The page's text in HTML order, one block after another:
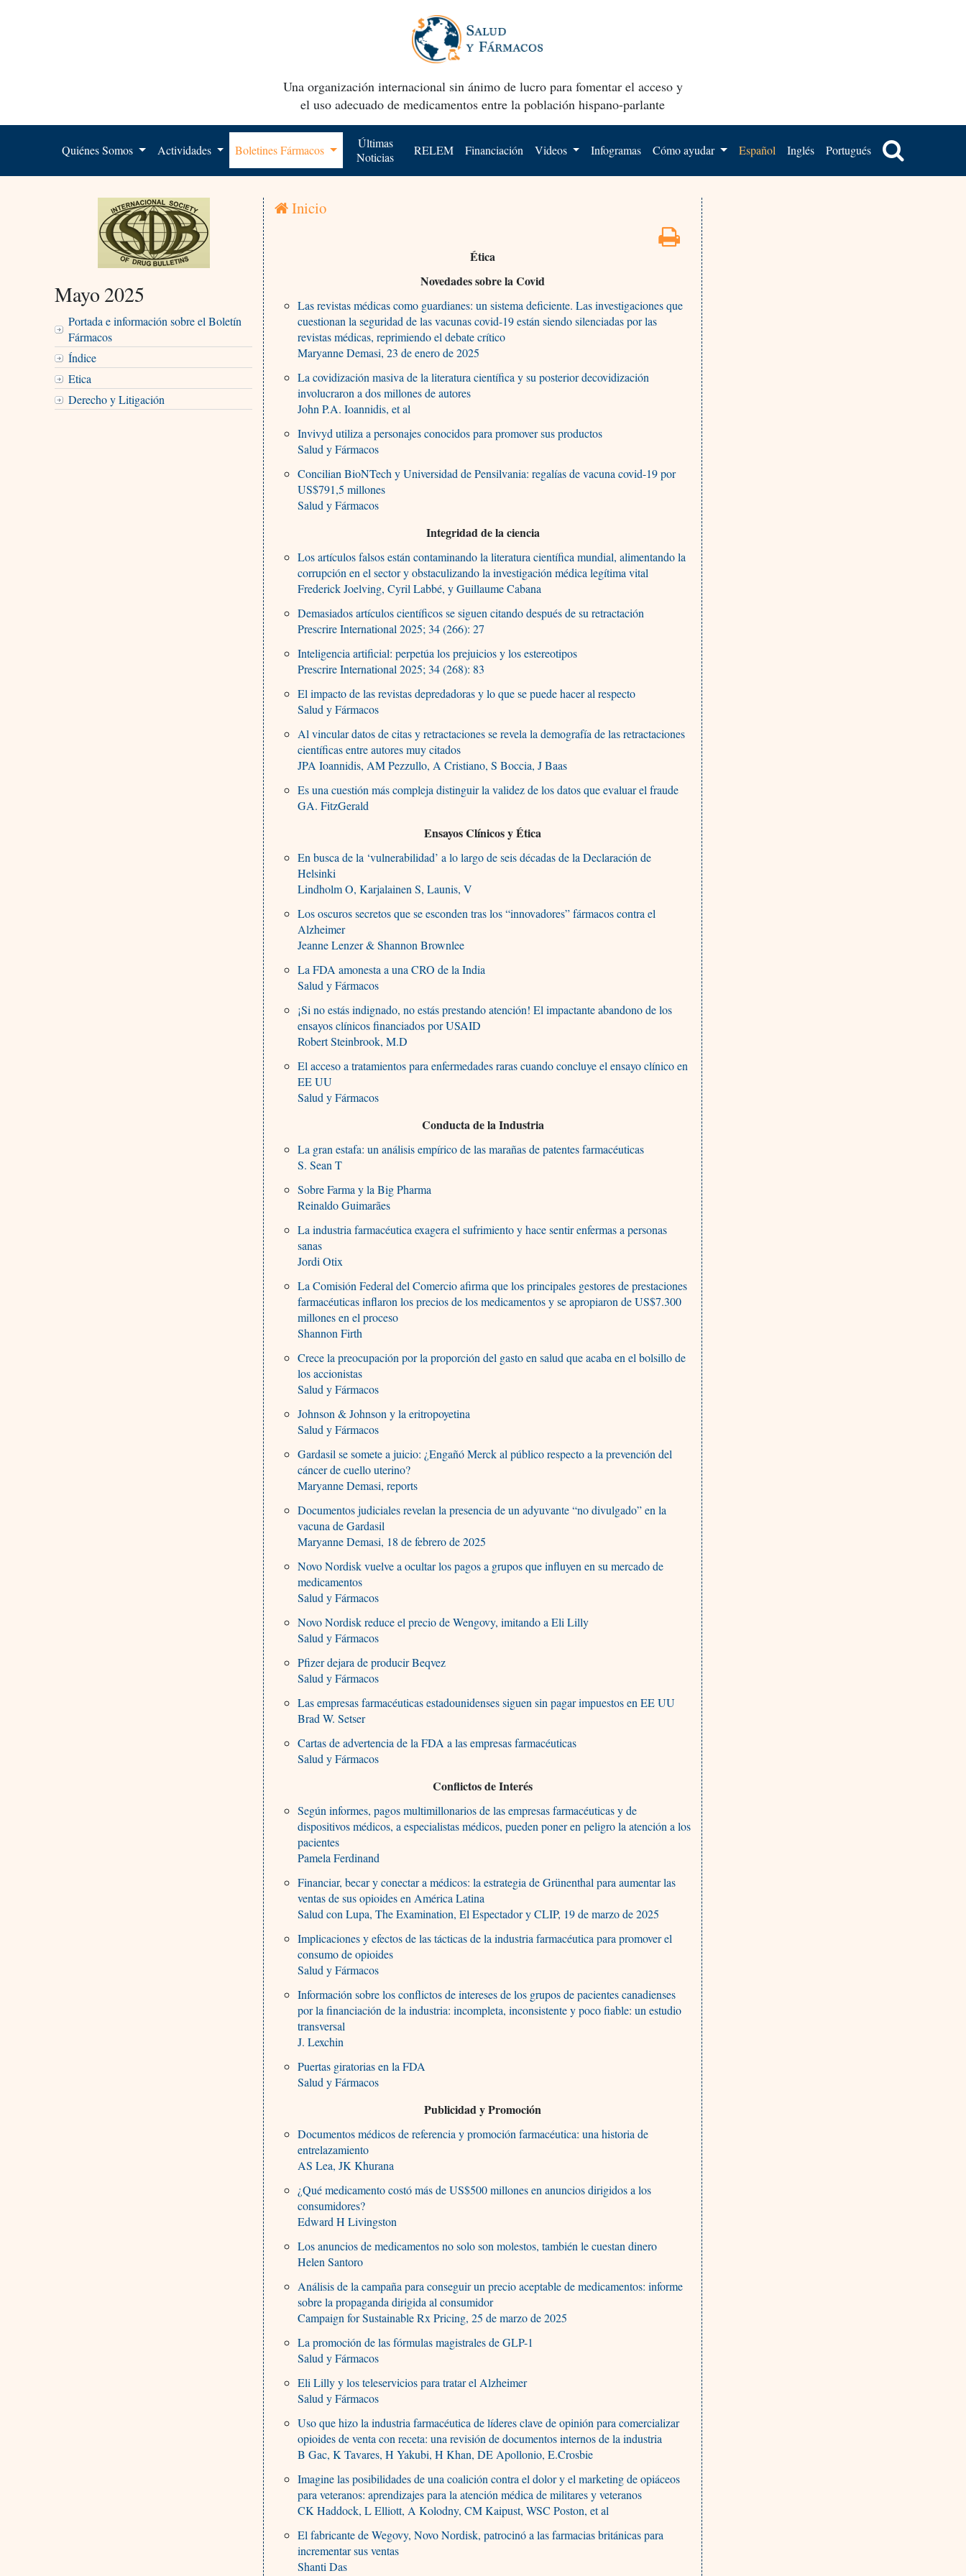
Una organización internacional sin ánimo de lucro para fomentar el acceso y
el uso adecuado de medicamentos entre la población hispano-parlante
Quiénes Somos Actividades Boletines Fármacos
Últimas
Noticias
RELEM Financiación Videos Infogramas Cómo ayudar Español Inglés Portugués
Mayo 2025
Portada e información sobre el Boletín
Fármacos
Índice
Etica
Derecho y Litigación
Inicio
Ética
Novedades sobre la Covid
Las revistas médicas como guardianes: un sistema deficiente. Las investigaciones que
cuestionan la seguridad de las vacunas covid-19 están siendo silenciadas por las
revistas médicas, reprimiendo el debate crítico
Maryanne Demasi, 23 de enero de 2025
La covidización masiva de la literatura científica y su posterior decovidización
involucraron a dos millones de autores
John P.A. Ioannidis, et al
Invivyd utiliza a personajes conocidos para promover sus productos
Salud y Fármacos
Concilian BioNTech y Universidad de Pensilvania: regalías de vacuna covid-19 por
US$791,5 millones
Salud y Fármacos
Integridad de la ciencia
Los artículos falsos están contaminando la literatura científica mundial, alimentando la
corrupción en el sector y obstaculizando la investigación médica legítima vital
Frederick Joelving, Cyril Labbé, y Guillaume Cabana
Demasiados artículos científicos se siguen citando después de su retractación
Prescrire International 2025; 34 (266): 27
Inteligencia artificial: perpetúa los prejuicios y los estereotipos
Prescrire International 2025; 34 (268): 83
El impacto de las revistas depredadoras y lo que se puede hacer al respecto
Salud y Fármacos
Al vincular datos de citas y retractaciones se revela la demografía de las retractaciones
científicas entre autores muy citados
JPA Ioannidis, AM Pezzullo, A Cristiano, S Boccia, J Baas
Es una cuestión más compleja distinguir la validez de los datos que evaluar el fraude
GA. FitzGerald
Ensayos Clínicos y Ética
En busca de la ‘vulnerabilidad’ a lo largo de seis décadas de la Declaración de
Helsinki
Lindholm O, Karjalainen S, Launis, V
Los oscuros secretos que se esconden tras los “innovadores” fármacos contra el
Alzheimer
Jeanne Lenzer & Shannon Brownlee
La FDA amonesta a una CRO de la India
Salud y Fármacos
¡Si no estás indignado, no estás prestando atención! El impactante abandono de los
ensayos clínicos financiados por USAID
Robert Steinbrook, M.D
El acceso a tratamientos para enfermedades raras cuando concluye el ensayo clínico en
EE UU
Salud y Fármacos
Conducta de la Industria
La gran estafa: un análisis empírico de las marañas de patentes farmacéuticas
S. Sean T
Sobre Farma y la Big Pharma
Reinaldo Guimarães
La industria farmacéutica exagera el sufrimiento y hace sentir enfermas a personas
sanas
Jordi Otix
La Comisión Federal del Comercio afirma que los principales gestores de prestaciones
farmacéuticas inflaron los precios de los medicamentos y se apropiaron de US$7.300
millones en el proceso
Shannon Firth
Crece la preocupación por la proporción del gasto en salud que acaba en el bolsillo de
los accionistas
Salud y Fármacos
Johnson & Johnson y la eritropoyetina
Salud y Fármacos
Gardasil se somete a juicio: ¿Engañó Merck al público respecto a la prevención del
cáncer de cuello uterino?
Maryanne Demasi, reports
Documentos judiciales revelan la presencia de un adyuvante “no divulgado” en la
vacuna de Gardasil
Maryanne Demasi, 18 de febrero de 2025
Novo Nordisk vuelve a ocultar los pagos a grupos que influyen en su mercado de
medicamentos
Salud y Fármacos
Novo Nordisk reduce el precio de Wengovy, imitando a Eli Lilly
Salud y Fármacos
Pfizer dejara de producir Beqvez
Salud y Fármacos
Las empresas farmacéuticas estadounidenses siguen sin pagar impuestos en EE UU
Brad W. Setser
Cartas de advertencia de la FDA a las empresas farmacéuticas
Salud y Fármacos
Conflictos de Interés
Según informes, pagos multimillonarios de las empresas farmacéuticas y de
dispositivos médicos, a especialistas médicos, pueden poner en peligro la atención a los
pacientes
Pamela Ferdinand
Financiar, becar y conectar a médicos: la estrategia de Grünenthal para aumentar las
ventas de sus opioides en América Latina
Salud con Lupa, The Examination, El Espectador y CLIP, 19 de marzo de 2025
Implicaciones y efectos de las tácticas de la industria farmacéutica para promover el
consumo de opioides
Salud y Fármacos
Información sobre los conflictos de intereses de los grupos de pacientes canadienses
por la financiación de la industria: incompleta, inconsistente y poco fiable: un estudio
transversal
J. Lexchin
Puertas giratorias en la FDA
Salud y Fármacos
Publicidad y Promoción
Documentos médicos de referencia y promoción farmacéutica: una historia de
entrelazamiento
AS Lea, JK Khurana
¿Qué medicamento costó más de US$500 millones en anuncios dirigidos a los
consumidores?
Edward H Livingston
Los anuncios de medicamentos no solo son molestos, también le cuestan dinero
Helen Santoro
Análisis de la campaña para conseguir un precio aceptable de medicamentos: informe
sobre la propaganda dirigida al consumidor
Campaign for Sustainable Rx Pricing, 25 de marzo de 2025
La promoción de las fórmulas magistrales de GLP-1
Salud y Fármacos
Eli Lilly y los teleservicios para tratar el Alzheimer
Salud y Fármacos
Uso que hizo la industria farmacéutica de líderes clave de opinión para comercializar
opioides de venta con receta: una revisión de documentos internos de la industria
B Gac, K Tavares, H Yakubi, H Khan, DE Apollonio, E.Crosbie
Imagine las posibilidades de una coalición contra el dolor y el marketing de opiáceos
para veteranos: aprendizajes para la atención médica de militares y veteranos
CK Haddock, L Elliott, A Kolodny, CM Kaipust, WSC Poston, et al
El fabricante de Wegovy, Novo Nordisk, patrocinó a las farmacias británicas para
incrementar sus ventas
Shanti Das